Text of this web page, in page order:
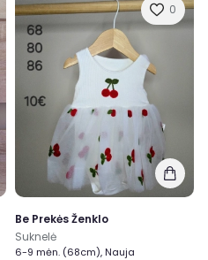
0
Be Prekės Ženklo
Suknelė
6-9 mėn. (68cm), Nauja